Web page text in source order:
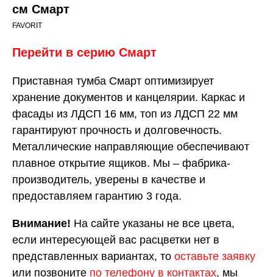
см Смарт
FAVORIT
Перейти в серию Смарт
Приставная тумба Смарт оптимизирует
хранение документов и канцелярии. Каркас и
фасады из ЛДСП 16 мм, топ из ЛДСП 22 мм
гарантируют прочность и долговечность.
Металлические направляющие обеспечивают
плавное открытие ящиков. Мы – фабрика-
производитель, уверены в качестве и
предоставляем гарантию 3 года.
Внимание! На сайте указаны не все цвета,
если интересующей вас расцветки нет в
представленных вариантах, то оставьте заявку
или позвоните по телефону в контактах, мы